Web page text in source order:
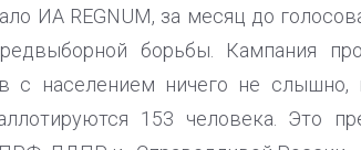
ИА REGNUM, за месяц до
борьбы. Кампания
с населением ничего не
153 человека. Это